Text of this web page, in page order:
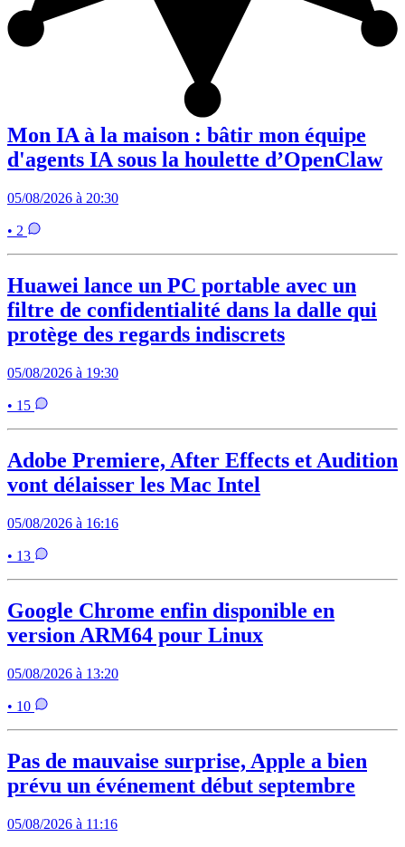
Mon IA à la maison : bâtir mon équipe
d'agents IA sous la houlette d’OpenClaw
05/08/2026 à 20:30
• 2
Huawei lance un PC portable avec un
filtre de confidentialité dans la dalle qui
protège des regards indiscrets
05/08/2026 à 19:30
• 15
Adobe Premiere, After Effects et Audition
vont délaisser les Mac Intel
05/08/2026 à 16:16
• 13
Google Chrome enfin disponible en
version ARM64 pour Linux
05/08/2026 à 13:20
• 10
Pas de mauvaise surprise, Apple a bien
prévu un événement début septembre
05/08/2026 à 11:16